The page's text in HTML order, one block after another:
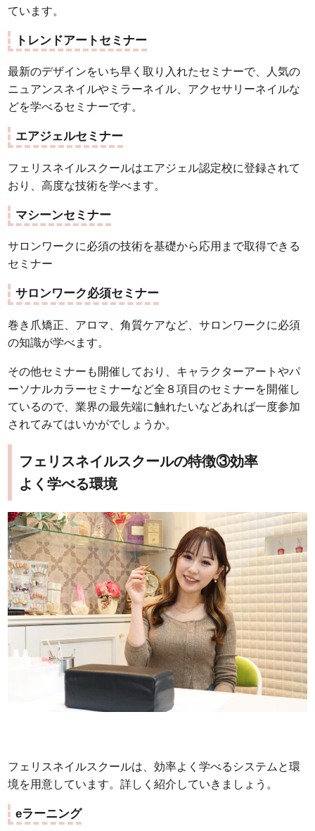
ています。
トレンドアートセミナー
最新のデザインをいち早く取り入れたセミナーで、人気の
ニュアンスネイルやミラーネイル、アクセサリーネイルな
どを学べるセミナーです。
エアジェルセミナー
フェリスネイルスクールはエアジェル認定校に登録されて
おり、高度な技術を学べます。
マシーンセミナー
サロンワークに必須の技術を基礎から応用まで取得できる
セミナー
サロンワーク必須セミナー
巻き爪矯正、アロマ、角質ケアなど、サロンワークに必須
の知識が学べます。
その他セミナーも開催しており、キャラクターアートやパ
ーソナルカラーセミナーなど全８項目のセミナーを開催し
ているので、業界の最先端に触れたいなどあれば一度参加
されてみてはいかがでしょうか。
フェリスネイルスクールの特徴③効率
よく学べる環境
フェリスネイルスクールは、効率よく学べるシステムと環
境を用意しています。詳しく紹介していきましょう。
eラーニング